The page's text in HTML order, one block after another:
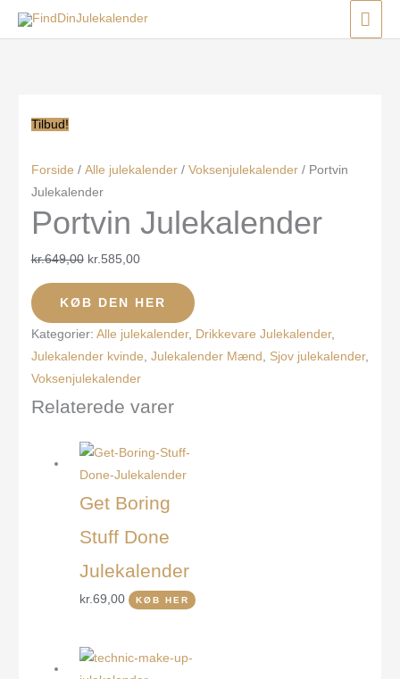
Tilbud!
Forside / Alle julekalender/ Voksenjulekalender/ Portvin
Julekalender
Portvin Julekalender
kr.649,00 kr.585,00
KØB DEN HER
Kategorier: Alle julekalender, Drikkevare Julekalender,
Julekalender kvinde Julekalender Mænd Sjov julekalender,
Voksenjulekalender
Relaterede varer
Get Boring
Stuff Done
Julekalender
kr.69,00 KØB HER
Menu
Menu
Menu